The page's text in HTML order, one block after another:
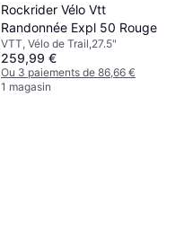
Rockrider Vélo Vtt
Randonnée Expl 50 Rouge
VTT, Vélo de Trail,27.5"
259,99 €
Ou 3 paiements de 86,66 €
1 magasin